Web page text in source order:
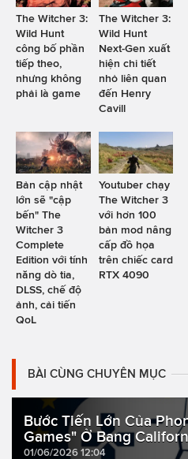
The Witcher 3:
Wild Hunt
công bố phần
tiếp theo,
nhưng không
phải là game
The Witcher 3:
Wild Hunt
Next-Gen xuất
hiện chi tiết
nhỏ liên quan
đến Henry
Cavill
Bản cập nhật
lớn sẽ "cập
bến" The
Witcher 3
Complete
Edition với tính
năng dò tia,
DLSS, chế độ
ảnh, cải tiến
QoL
Youtuber chạy
The Witcher 3
với hơn 100
bản mod nâng
cấp đồ họa
trên chiếc card
RTX 4090
BÀI CÙNG CHUYÊN MỤC
Bước Tiến Lớn Của
Games" Ở Bang
01/06/2026 12:04